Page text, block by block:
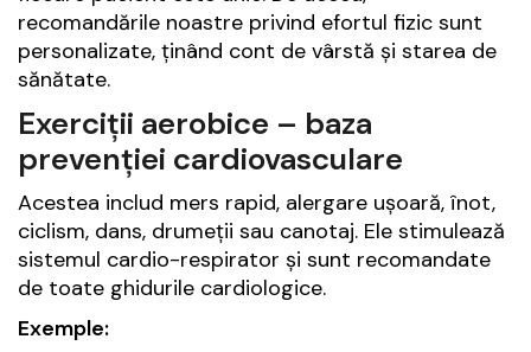
recomandările noastre privind efortul fizic sunt
personalizate, ținând cont de vârstă și starea de
sănătate.
Exerciții aerobice – baza
prevenției cardiovasculare
Acestea includ mers rapid, alergare ușoară, înot,
ciclism, dans, drumeții sau canotaj. Ele stimulează
sistemul cardio-respirator și sunt recomandate
de toate ghidurile cardiologice.
Exemple: